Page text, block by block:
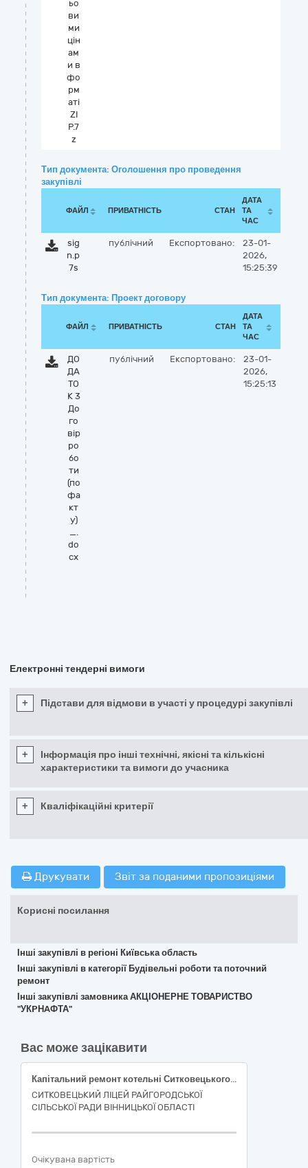
ьо
ви
ми
цін
ам
и в
фо
рм
аті
ZI
P.7
z
Тип документа: Оголошення про проведення
закупівлі
ФАЙЛ ПРИВАТНІСТЬ СТАН
ДАТА
ТА
ЧАС
sig
n.p
7s
публічний Експортовано:
23-01-
2026,
15:25:39
Тип документа: Проект договору
ФАЙЛ ПРИВАТНІСТЬ СТАН
ДАТА
ТА
ЧАС
ДО
ДА
ТО
К 3
До
го
вір
ро
бо
ти
(по
фа
кт
у)
_.
do
cx
публічний Експортовано:
23-01-
2026,
15:25:13
Електронні тендерні вимоги
+ Підстави для відмови в участі у процедурі закупівлі
+
Інформація про інші технічні, якісні та кількісні
характеристики та вимоги до учасника
+ Кваліфікаційні критерії
Друкувати Звіт за поданими пропозиціями
Корисні посилання
Інші закупівлі в регіоні Київська область
Інші закупівлі в категорії Будівельні роботи та поточний
ремонт
Інші закупівлі замовника АКЦІОНЕРНЕ ТОВАРИСТВО
"УКPНAФТА"
Вас може зацікавити
Капітальний ремонт котельні Ситковецького ліцею Райгородської сільської ради Вінницької області за адресою: Україна, Вінницька обл., Гайсинський р-н, селище Ситківці, вул. І. Франка, 5
СИТКОВЕЦЬКИЙ ЛІЦЕЙ РАЙГОРОДСЬКОЇ
СІЛЬСЬКОЇ РАДИ ВІННИЦЬКОЇ ОБЛАСТІ
Очікувана вартість